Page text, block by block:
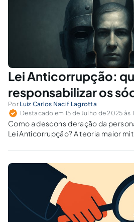
Lei Anticorrupção:
responsabilizar os
Por Luiz Carlos Nacif Lagrotta
Destacado em 15 de Julho de 2025 às
Como a desconsideração da
Lei Anticorrupção? A teoria maior
compliance.